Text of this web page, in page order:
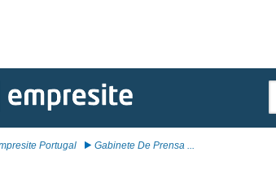
Portugal Gabinete De Prensa ...